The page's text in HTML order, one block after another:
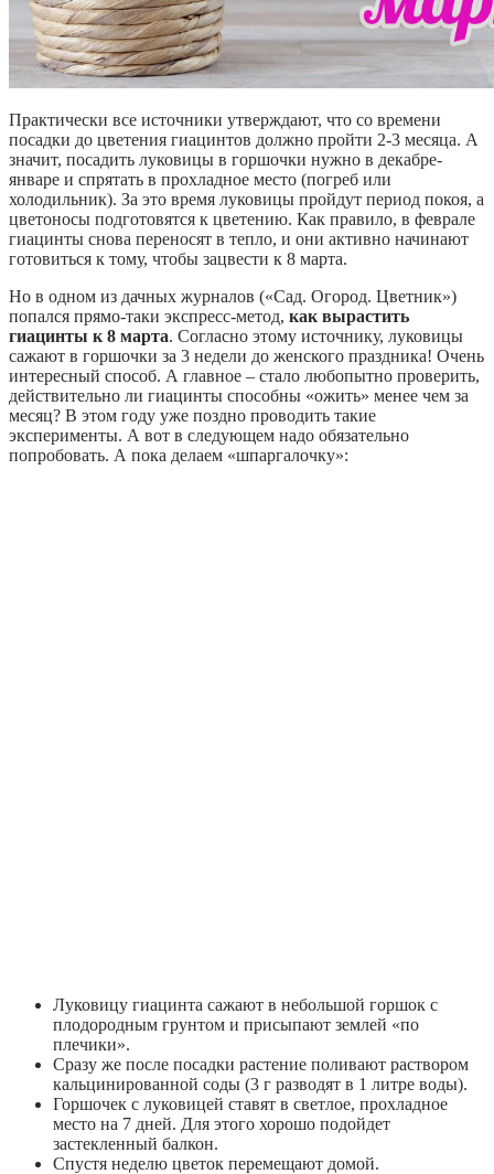
Практически все источники утверждают, что со времени
посадки до цветения гиацинтов должно пройти 2-3 месяца. А
значит, посадить луковицы в горшочки нужно в декабре-
январе и спрятать в прохладное место (погреб или
холодильник). За это время луковицы пройдут период покоя, а
цветоносы подготовятся к цветению. Как правило, в феврале
гиацинты снова переносят в тепло, и они активно начинают
готовиться к тому, чтобы зацвести к 8 марта.
Но в одном из дачных журналов («Сад. Огород. Цветник»)
попался прямо-таки экспресс-метод, как вырастить
гиацинты к 8 марта. Согласно этому источнику, луковицы
сажают в горшочки за 3 недели до женского праздника! Очень
интересный способ. А главное – стало любопытно проверить,
действительно ли гиацинты способны «ожить» менее чем за
месяц? В этом году уже поздно проводить такие
эксперименты. А вот в следующем надо обязательно
попробовать. А пока делаем «шпаргалочку»:
Луковицу гиацинта сажают в небольшой горшок с
плодородным грунтом и присыпают землей «по
плечики».
Сразу же после посадки растение поливают раствором
кальцинированной соды (3 г разводят в 1 литре воды).
Горшочек с луковицей ставят в светлое, прохладное
место на 7 дней. Для этого хорошо подойдет
застекленный балкон.
Спустя неделю цветок перемещают домой.